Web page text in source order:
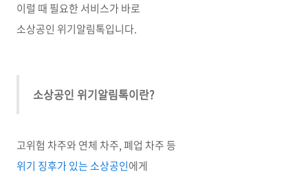
이럴 때 필요한 서비스가 바로
소상공인 위기알림톡입니다.
소상공인 위기알림톡이란?
고위험 차주와 연체 차주, 폐업 차주 등
위기 징후가 있는 소상공인에게